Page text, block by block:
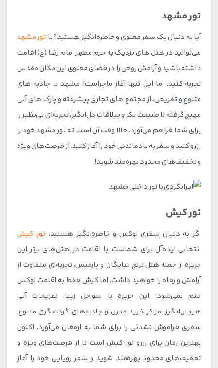
تور مشهد
آیا به دنبال یک سفر معنوی و خاطره‌انگیز هستید؟ با تور مشهد
می‌توانید در هتل های نزدیک به حرم مطهر امام رضا (ع) اقامت
داشته باشید و آرامش روحی را در فضای معنوی این مکان مقدس
تجربه کنید. اما این تنها آغاز ماجراست! مشهد با جاذبه های
متنوع و تفریحی، از مجتمع های تجاری پیشرفته و پارک های آبی
مهیج گرفته تا طبیعت بکر و ییلاقات دل‌انگیز، تجربه‌ای بی‌نظیر را
برای شما فراهم می‌آورد. حالا وقت آن است که تور مشهد خود را
رزرو کنید و سفر به یادماندنی خود را آغاز کنید. از فرصت‌های ویژه
و تخفیف‌های محدود بهره‌مند شوید!
تور کیش
اگر به دنبال سفری لوکس و خاطره‌انگیز هستید، تور کیش
انتخابی ایده‌آل برای شماست. با اقامت در هتل‌های برتر این
جزیره از جمله هتل ترنج شایگان و پارمیس، تجربه‌ای متفاوت از
آرامش و رفاه را خواهید داشت. اما کیش فقط به اقامت لوکس
ختم نمی‌شود! این جزیره با سواحل زیبا، تفریحات آبی
هیجان‌انگیز، مراکز خرید مدرن و جاذبه‌های گردشگری متنوع،
سفری فراموش نشدنی را برای شما به ارمغان می‌آورد. اکنون
بهترین زمان برای رزرو تور کیش است تا از فرصت‌های ویژه و
تخفیف‌های محدود بهره‌مند شوید و سفر رویایی خود را آغاز